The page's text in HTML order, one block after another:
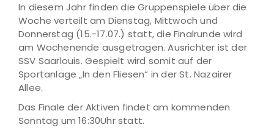
In diesem Jahr finden die Gruppenspiele über die
Woche verteilt am Dienstag, Mittwoch und
Donnerstag (15.-17.07.) statt, die Finalrunde wird
am Wochenende ausgetragen. Ausrichter ist der
SSV Saarlouis. Gespielt wird somit auf der
Sportanlage „In den Fliesen“ in der St. Nazairer
Allee.
Das Finale der Aktiven findet am kommenden
Sonntag um 16:30Uhr statt.